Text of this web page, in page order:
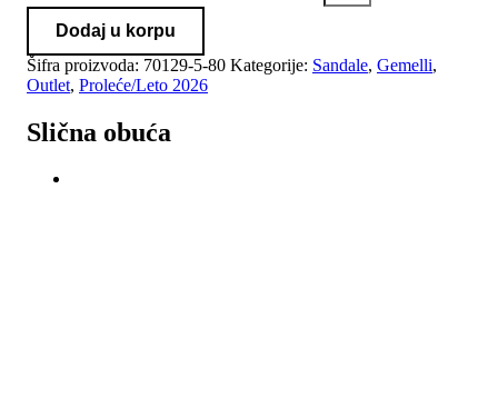
Dodaj u korpu
Šifra proizvoda: 70129-5-80 Kategorije: Sandale, Gemelli,
Outlet, Proleće/Leto 2026
Slična obuća